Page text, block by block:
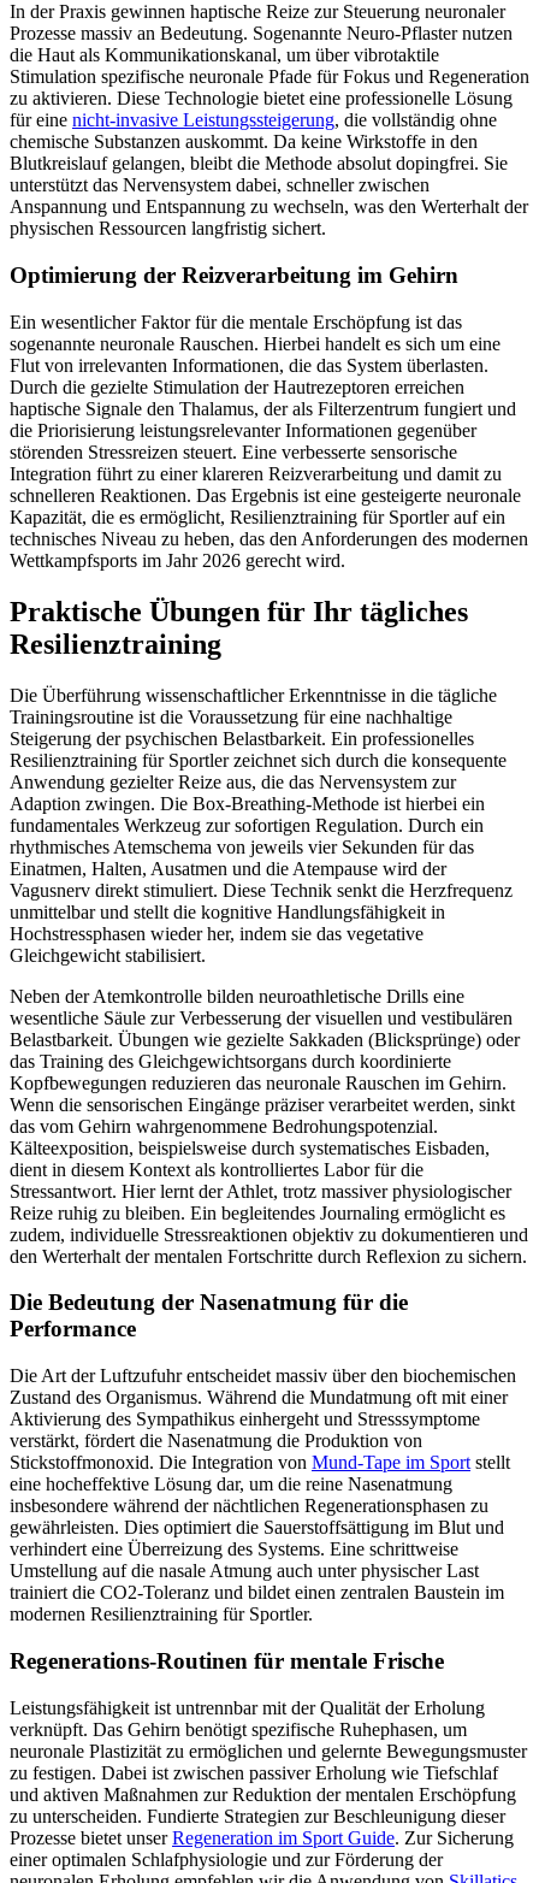
In der Praxis gewinnen haptische Reize zur Steuerung neuronaler
Prozesse massiv an Bedeutung. Sogenannte Neuro-Pflaster nutzen
die Haut als Kommunikationskanal, um über vibrotaktile
Stimulation spezifische neuronale Pfade für Fokus und Regeneration
zu aktivieren. Diese Technologie bietet eine professionelle Lösung
für eine nicht-invasive Leistungssteigerung, die vollständig ohne
chemische Substanzen auskommt. Da keine Wirkstoffe in den
Blutkreislauf gelangen, bleibt die Methode absolut dopingfrei. Sie
unterstützt das Nervensystem dabei, schneller zwischen
Anspannung und Entspannung zu wechseln, was den Werterhalt der
physischen Ressourcen langfristig sichert.
Optimierung der Reizverarbeitung im Gehirn
Ein wesentlicher Faktor für die mentale Erschöpfung ist das
sogenannte neuronale Rauschen. Hierbei handelt es sich um eine
Flut von irrelevanten Informationen, die das System überlasten.
Durch die gezielte Stimulation der Hautrezeptoren erreichen
haptische Signale den Thalamus, der als Filterzentrum fungiert und
die Priorisierung leistungsrelevanter Informationen gegenüber
störenden Stressreizen steuert. Eine verbesserte sensorische
Integration führt zu einer klareren Reizverarbeitung und damit zu
schnelleren Reaktionen. Das Ergebnis ist eine gesteigerte neuronale
Kapazität, die es ermöglicht, Resilienztraining für Sportler auf ein
technisches Niveau zu heben, das den Anforderungen des modernen
Wettkampfsports im Jahr 2026 gerecht wird.
Praktische Übungen für Ihr tägliches
Resilienztraining
Die Überführung wissenschaftlicher Erkenntnisse in die tägliche
Trainingsroutine ist die Voraussetzung für eine nachhaltige
Steigerung der psychischen Belastbarkeit. Ein professionelles
Resilienztraining für Sportler zeichnet sich durch die konsequente
Anwendung gezielter Reize aus, die das Nervensystem zur
Adaption zwingen. Die Box-Breathing-Methode ist hierbei ein
fundamentales Werkzeug zur sofortigen Regulation. Durch ein
rhythmisches Atemschema von jeweils vier Sekunden für das
Einatmen, Halten, Ausatmen und die Atempause wird der
Vagusnerv direkt stimuliert. Diese Technik senkt die Herzfrequenz
unmittelbar und stellt die kognitive Handlungsfähigkeit in
Hochstressphasen wieder her, indem sie das vegetative
Gleichgewicht stabilisiert.
Neben der Atemkontrolle bilden neuroathletische Drills eine
wesentliche Säule zur Verbesserung der visuellen und vestibulären
Belastbarkeit. Übungen wie gezielte Sakkaden (Blicksprünge) oder
das Training des Gleichgewichtsorgans durch koordinierte
Kopfbewegungen reduzieren das neuronale Rauschen im Gehirn.
Wenn die sensorischen Eingänge präziser verarbeitet werden, sinkt
das vom Gehirn wahrgenommene Bedrohungspotenzial.
Kälteexposition, beispielsweise durch systematisches Eisbaden,
dient in diesem Kontext als kontrolliertes Labor für die
Stressantwort. Hier lernt der Athlet, trotz massiver physiologischer
Reize ruhig zu bleiben. Ein begleitendes Journaling ermöglicht es
zudem, individuelle Stressreaktionen objektiv zu dokumentieren und
den Werterhalt der mentalen Fortschritte durch Reflexion zu sichern.
Die Bedeutung der Nasenatmung für die
Performance
Die Art der Luftzufuhr entscheidet massiv über den biochemischen
Zustand des Organismus. Während die Mundatmung oft mit einer
Aktivierung des Sympathikus einhergeht und Stresssymptome
verstärkt, fördert die Nasenatmung die Produktion von
Stickstoffmonoxid. Die Integration von Mund-Tape im Sport stellt
eine hocheffektive Lösung dar, um die reine Nasenatmung
insbesondere während der nächtlichen Regenerationsphasen zu
gewährleisten. Dies optimiert die Sauerstoffsättigung im Blut und
verhindert eine Überreizung des Systems. Eine schrittweise
Umstellung auf die nasale Atmung auch unter physischer Last
trainiert die CO2-Toleranz und bildet einen zentralen Baustein im
modernen Resilienztraining für Sportler.
Regenerations-Routinen für mentale Frische
Leistungsfähigkeit ist untrennbar mit der Qualität der Erholung
verknüpft. Das Gehirn benötigt spezifische Ruhephasen, um
neuronale Plastizität zu ermöglichen und gelernte Bewegungsmuster
zu festigen. Dabei ist zwischen passiver Erholung wie Tiefschlaf
und aktiven Maßnahmen zur Reduktion der mentalen Erschöpfung
zu unterscheiden. Fundierte Strategien zur Beschleunigung dieser
Prozesse bietet unserRegeneration im Sport Guide. Zur Sicherung
einer optimalen Schlafphysiologie und zur Förderung der